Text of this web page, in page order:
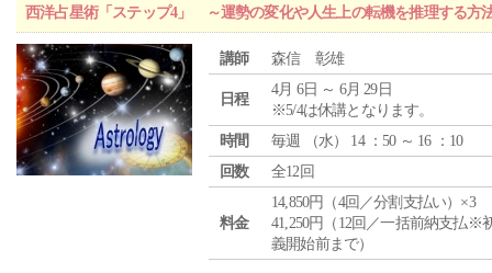
西洋占星術「ステップ4」 ～運勢の変化や人生上の転機を推理する方
講師 森信 彰雄
日程
4月 6日 ～ 6月 29日
※5/4は休講となります。
時間
毎週 （水） 14 ：50 ～ 16 ：10
回数
全12回
料金
14,850円（4回／分割支払い）×3
41,250円（12回／一括前納支払※
義開始前まで）